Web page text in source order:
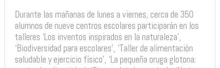
Durante las mañanas de lunes a viernes, cerca de 350
alumnos de nueve centros escolares participarán en los
talleres ‘Los inventos inspirados en la naturaleza’,
‘Biodiversidad para escolares’, ‘Taller de alimentación
saludable y ejercicio físico’, ‘La pequeña oruga glotona: